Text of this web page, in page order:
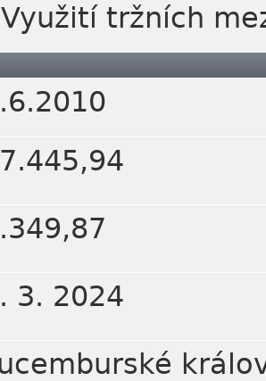
tržních
3. 2024